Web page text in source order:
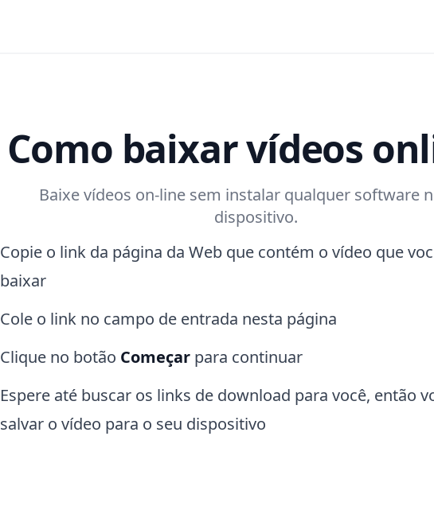
Como baixar vídeos
Baixe vídeos on-line sem instalar qualquer software
dispositivo.
Copie o link da página da Web que contém o vídeo que
baixar
Cole o link no campo de entrada nesta página
Clique no botão Começarpara continuar
Espere até buscar os links de download para você, então
salvar o vídeo para o seu dispositivo